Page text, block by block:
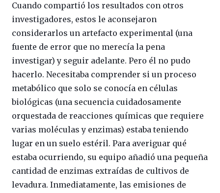
Cuando compartió los resultados con otros
investigadores, estos le aconsejaron
considerarlos un artefacto experimental (una
fuente de error que no merecía la pena
investigar) y seguir adelante. Pero él no pudo
hacerlo. Necesitaba comprender si un proceso
metabólico que solo se conocía en células
biológicas (una secuencia cuidadosamente
orquestada de reacciones químicas que requiere
varias moléculas y enzimas) estaba teniendo
lugar en un suelo estéril. Para averiguar qué
estaba ocurriendo, su equipo añadió una pequeña
cantidad de enzimas extraídas de cultivos de
levadura. Inmediatamente, las emisiones de